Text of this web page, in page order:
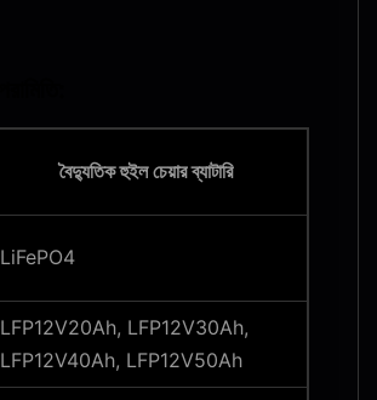
বৈদ্যুতিক হুইল চেয়ার ব্যাটারি
LiFePO4
LFP12V20Ah, LFP12V30Ah,
LFP12V40Ah, LFP12V50Ah